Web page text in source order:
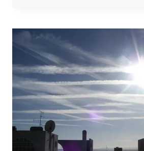
ȘI
METEOROLOGICE
PROVOCATE
DE
OM